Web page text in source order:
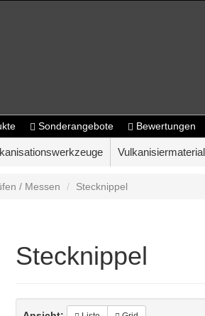
Sonderangebote Bewertungen
Vulkanisiermaterial
/ Messen Stecknippel
Stecknippel